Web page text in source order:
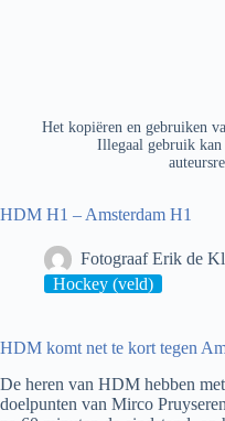
Het kopiëren en gebruiken
Illegaal gebruik kan
HDM H1 – Amsterdam H1
Fotograaf Erik de
Hockey (veld)
HDM komt net te kort tegen
De heren van HDM hebben
doelpunten van Mirco